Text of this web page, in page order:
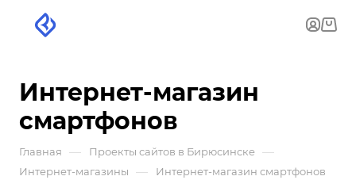
Интернет-магазин
смартфонов
Главная — Проекты сайтов в Бирюсинске —
Интернет-магазины — Интернет-магазин смартфонов